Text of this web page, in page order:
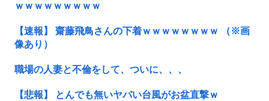
ｗｗｗｗｗｗｗｗｗ
【速報】 齋藤飛鳥さんの下着ｗｗｗｗｗｗｗｗ （※画
像あり）
職場の人妻と不倫をして、ついに、、、
【悲報】 とんでも無いヤバい台風がお盆直撃ｗ